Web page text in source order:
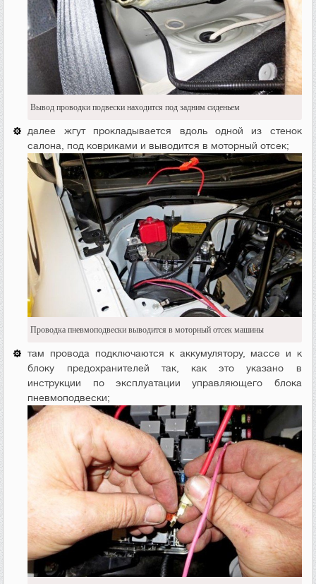
Вывод проводки подвески находится под задним сиденьем
далее жгут прокладывается вдоль одной из стенок
салона, под ковриками и выводится в моторный отсек;
Проводка пневмоподвески выводится в моторный отсек машины
там провода подключаются к аккумулятору, массе и к
блоку предохранителей так, как это указано в
инструкции по эксплуатации управляющего блока
пневмоподвески;